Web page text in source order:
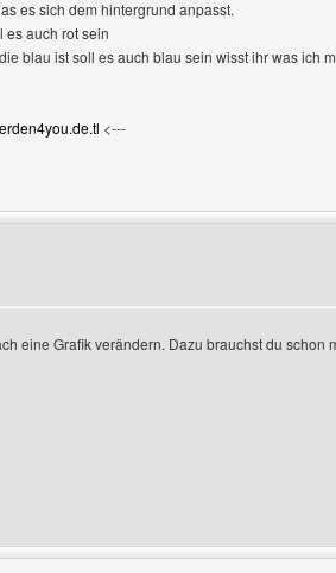
es sich dem hintergrund anpasst.
es auch rot sein
blau ist soll es auch blau sein wisst ihr was ich
<---
eine Grafik verändern. Dazu brauchst du schon